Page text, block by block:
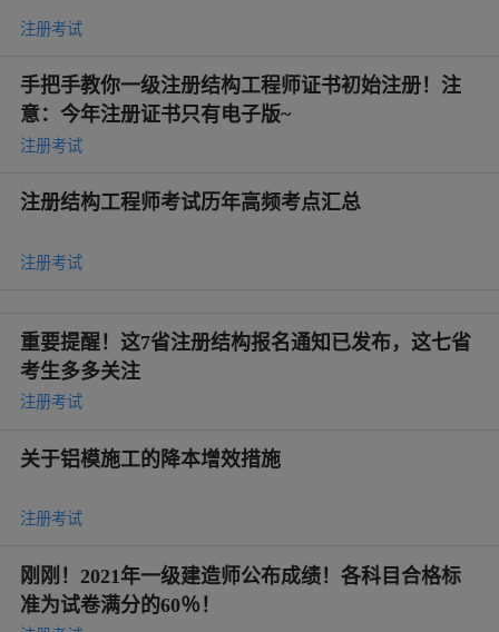
注册考试
手把手教你一级注册结构工程师证书初始注册！注
意：今年注册证书只有电子版~
注册考试
注册结构工程师考试历年高频考点汇总
注册考试
重要提醒！这7省注册结构报名通知已发布，这七省
考生多多关注
注册考试
关于铝模施工的降本增效措施
注册考试
刚刚！2021年一级建造师公布成绩！各科目合格标
准为试卷满分的60％！